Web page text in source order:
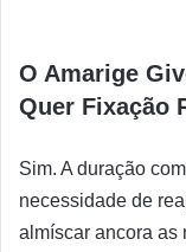
O Amarige
Quer Fixação
Sim. A duração
necessidade de
almíscar ancora as